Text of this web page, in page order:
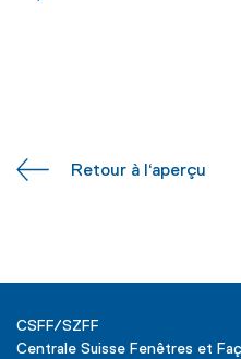
Retour à l‘aperçu
CSFF/SZFF
Centrale Suisse Fenêtres et